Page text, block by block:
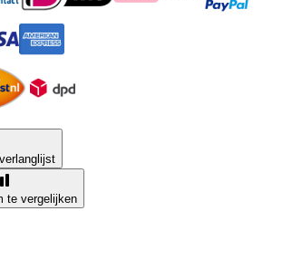
te vergelijken